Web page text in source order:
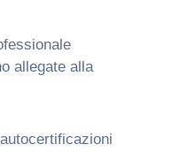
allegate alla